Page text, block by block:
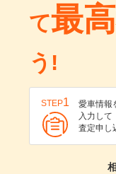
て最
う!
STEP1
愛車情報
入力して
査定申し